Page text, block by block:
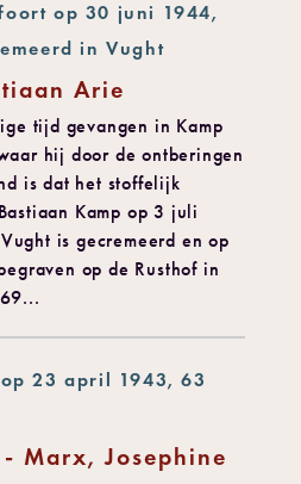
op 30 juni 1944,
in Vught
Arie
tijd gevangen in Kamp
hij door de ontberingen
is dat het stoffelijk
Kamp op 3 juli
is gecremeerd en op
op de Rusthof in
23 april 1943, 63
Marx, Josephine